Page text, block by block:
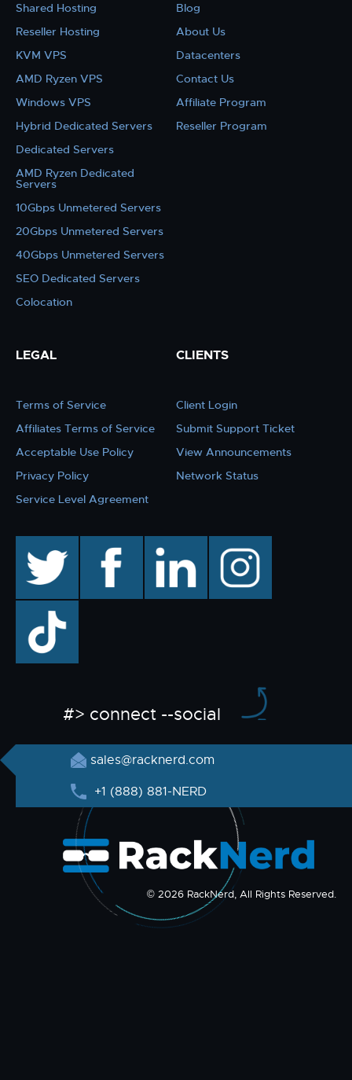
Shared Hosting
Reseller Hosting
KVM VPS
AMD Ryzen VPS
Windows VPS
Hybrid Dedicated Servers
Dedicated Servers
AMD Ryzen Dedicated
Servers
10Gbps Unmetered Servers
20Gbps Unmetered Servers
40Gbps Unmetered Servers
SEO Dedicated Servers
Colocation
Blog
About Us
Datacenters
Contact Us
Affiliate Program
Reseller Program
LEGAL
Terms of Service
Affiliates Terms of Service
Acceptable Use Policy
Privacy Policy
Service Level Agreement
CLIENTS
Client Login
Submit Support Ticket
View Announcements
Network Status
facebook linkedin instagram
TikTok
#> connect --social
sales@racknerd.com
+1 (888) 881-NERD
© 2026 RackNerd, All Rights Reserved.